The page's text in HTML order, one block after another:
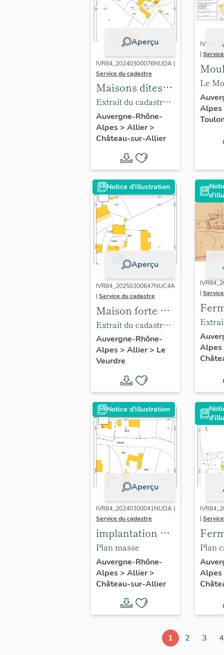
Aperçu
IVR84_20240300076NUDA |
Service du cadastre
Maisons dites
du Lieu Forgeat
ou du Lieu
Carobe
Extrait du cadastre
mis à jour en 2016.
Auvergne-Rhône-
Alpes> Allier>
Château-sur-Allier
|
puis
dite
Le
du
AP 01.
Alpes
Notice d'illustration
Aperçu
IVR84_20250300647NUC4A
| Service du cadastre
Maison forte dit
ancien château
de la Beaume
puis ferme
actuellement
maison
d'habitation.
Extrait du cadastre
révisé en 2024,
parcelle 297.
Auvergne-Rhône-
Alpes> Allier> Le
Veurdre
|
sur-
dite
en
1ère
par
Alpes
Notice d'illustration
Aperçu
IVR84_20240300041NUDA |
Service du cadastre
implantation de
la maison sur la
parcelle
cadastrale 491
Plan masse
Auvergne-Rhône-
Alpes> Allier>
Château-sur-Allier
|
Plan
jour
en
Alpes
1 2 3 4